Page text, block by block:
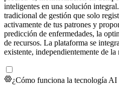
inteligentes en una solución
tradicional de gestión que solo
activamente de tus patrones y
predicción de enfermedades, la
de recursos. La plataforma se
existente, independientemente de la
¿Cómo funciona la tecnología AI